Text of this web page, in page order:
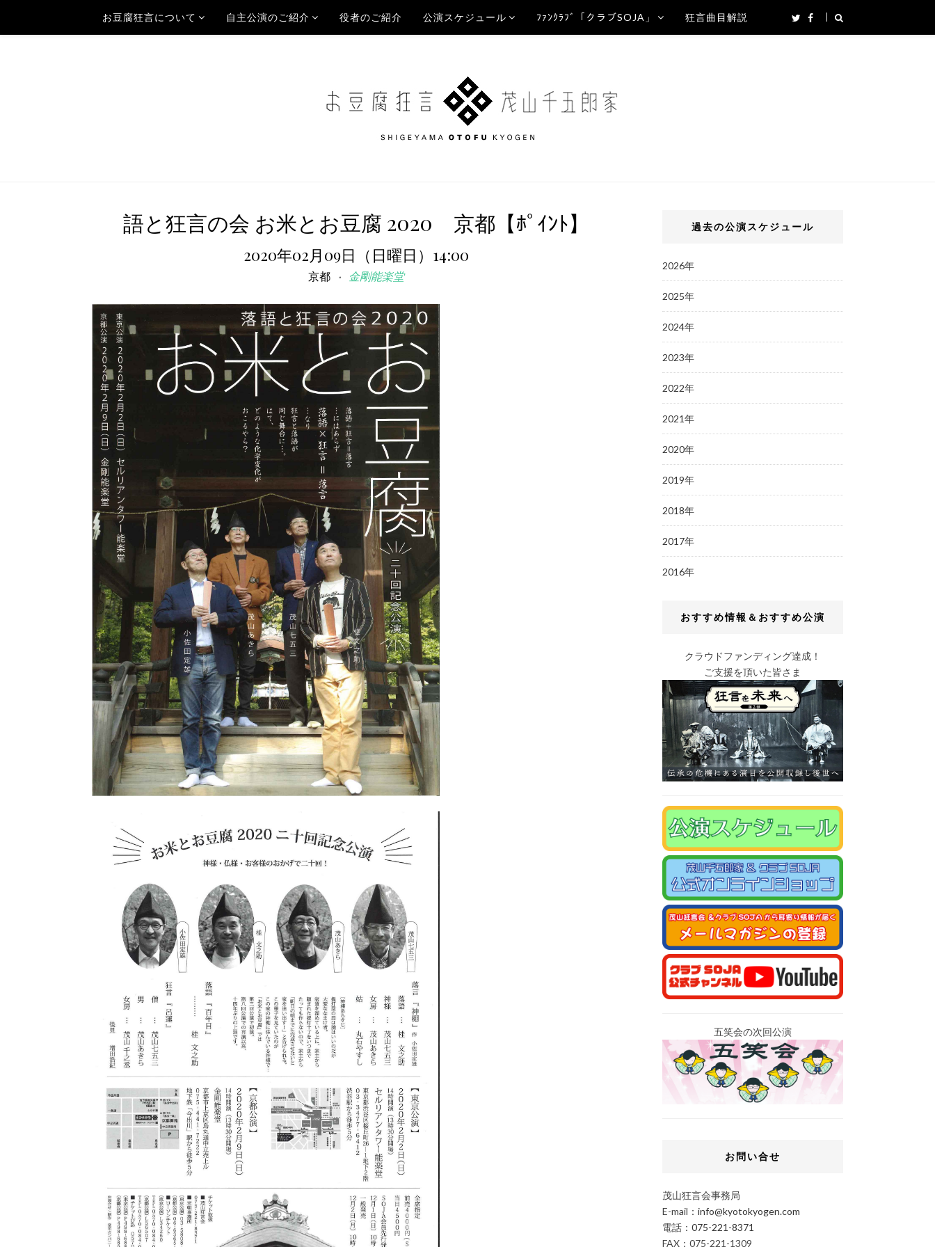
お豆腐狂言について 自主公演のご紹介 役者のご紹介 公演スケジュール ﾌｧﾝｸﾗﾌﾞ「クラブSOJA」 狂言曲目解説
語と狂言の会 お米とお豆腐 2020 京都【ﾎﾟｲﾝﾄ】
2020年02月09日（日曜日）14:00
京都 金剛能楽堂
過去の公演スケジュール
2026年
2025年
2024年
2023年
2022年
2021年
2020年
2019年
2018年
2017年
2016年
おすすめ情報＆おすすめ公演
クラウドファンディング達成！
ご支援を頂いた皆さま
五笑会の次回公演
お問い合せ
茂山狂言会事務局
E-mail： info@kyotokyogen.com
電話： 075-221-8371
FAX：075-221-1309